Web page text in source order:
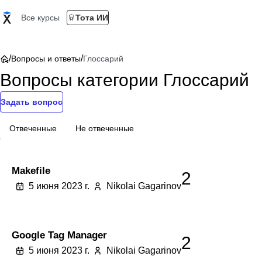
Все курсы Тота ИИ
/Вопросы и ответы/Глоссарий
Вопросы категории Глоссарий
Задать вопрос
Отвеченные Не отвеченные
Makefile
5 июня 2023 г. Nikolai Gagarinov2
Google Tag Manager
5 июня 2023 г. Nikolai Gagarinov2